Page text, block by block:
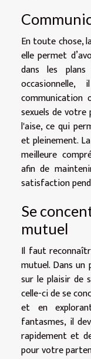
En toute chose,
elle permet
dans les
communication
sexuels de
l'aise, ce qui
et pleinement.
meilleure
afin de
satisfaction
Se
mutuel
Il faut
mutuel. Dans un
sur le plaisir de
celle-ci de se
et en
fantasmes, il
rapidement et
pour votre